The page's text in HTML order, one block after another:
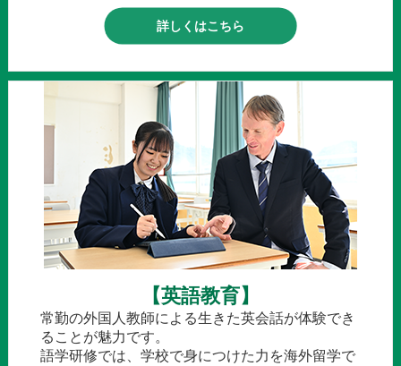
詳しくはこちら
【英語教育】
常勤の外国人教師による生きた英会話が体験でき
ることが魅力です。
語学研修では、学校で身につけた力を海外留学で